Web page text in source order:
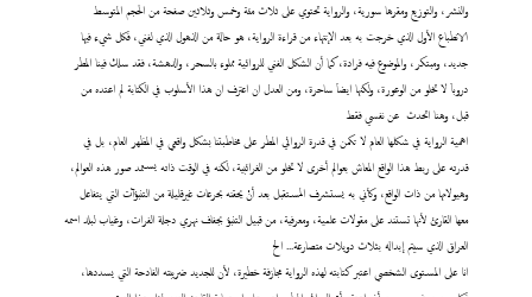
والنشر، والتوزيع ومقرها سورية، والرواية تحتوي على ثلاث مئة وخمس وثلاثين صفحة من الحجم المتوسط
الانطباع الأول الذي خرجت به بعد الإنتهاء من قراءة الرواية، هو حالة من الذهول الذي لفني، فكل شيء فيها
جديد، ومبتكر، والموضوع فيه فرادة، كما أن الشكل الفني للروائية مملوء بالسحر، والدهشة، فقد سلك فينا المطر
دروباَ لا تخلو من الوعورة، ولكنها ايضاَ ساحرة، ومن العدل ان اعترف ان هذا الأسلوب في الكتابة لم اعتده من
قبل، وهنا اتحدث عن نفسي فقط
اهمية الرواية في شكلها العام لا تكمن في قدرة الروائي المطر على مخاطبتنا بشكل واقعي في المظهر العام، بل في
قدرته على ربط هذا الواقع المعاش بعوالم أخرى لا تخلو من الغرائبية، لكنه في الوقت ذاته يستمد صور هذه العوالم،
وهيولاتها من ذات الواقع، وكأني به يستشرف المستقبل بعد أنْ يحقنه بحرعات غيرقليلة من التنبؤآت التي يتفاعل
معها القارئ لأنها تستند على مقولات علمية، ومعرفية، من قبيل التنبؤ بجفاف نهري دجلة الفرات، وغياب لبلد اسمه
العراق الذي سيتم إبداله بثلاث دويلات متصارعة... الخ
انا على المستوى الشخصي اعتبر كتابته لهذه الرواية مجازفة خطيرة، لأن للجديد ضريبته الفادحة التي يسددها،